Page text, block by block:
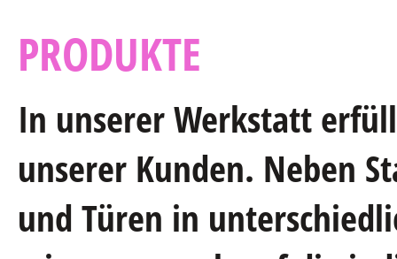
PRODUKTE
In unserer Werkstatt
unserer Kunden. Neben
und Türen in